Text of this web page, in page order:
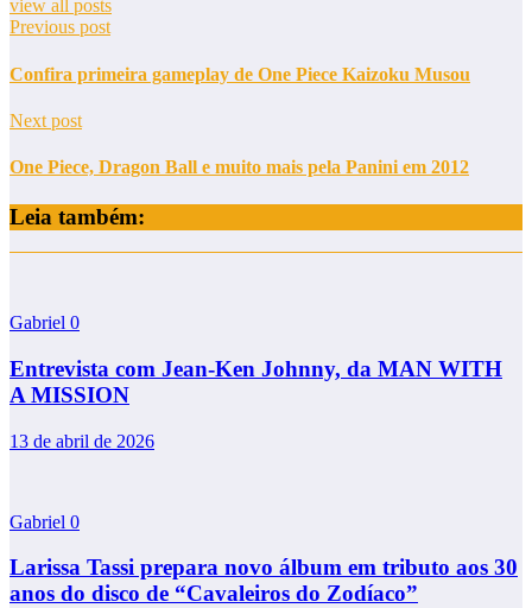
view all posts
Previous post
Confira primeira gameplay de One Piece Kaizoku Musou
Next post
One Piece, Dragon Ball e muito mais pela Panini em 2012
Leia também:
Gabriel 0
Entrevista com Jean-Ken Johnny, da MAN WITH
A MISSION
13 de abril de 2026
Gabriel 0
Larissa Tassi prepara novo álbum em tributo aos 30
anos do disco de “Cavaleiros do Zodíaco”